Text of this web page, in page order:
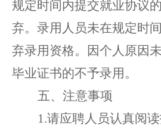
规定时间内提交就业协议
弃。录用人员未在规定时
弃录用资格。 因个人原因
毕业证书的不予录用。
五、 注意事项
1.请应聘人员认真阅